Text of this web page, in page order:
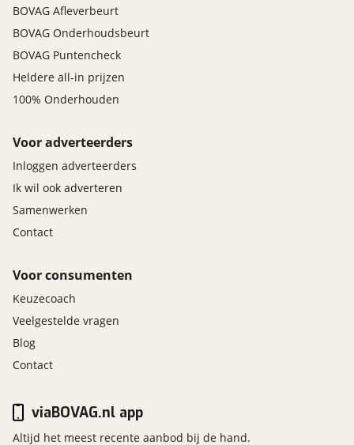
BOVAG Afleverbeurt
BOVAG Onderhoudsbeurt
BOVAG Puntencheck
Heldere all-in prijzen
100% Onderhouden
Voor adverteerders
Inloggen adverteerders
Ik wil ook adverteren
Samenwerken
Contact
Voor consumenten
Keuzecoach
Veelgestelde vragen
Blog
Contact
viaBOVAG.nl app
Altijd het meest recente aanbod bij de hand.